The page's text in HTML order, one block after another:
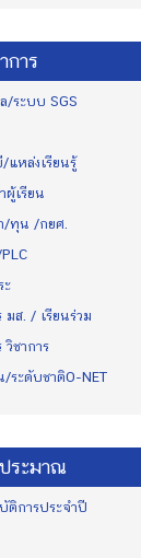
การ
/ระบบ SGS
แหล่งเรียนรู้
ผู้เรียน
/ทุน /กยศ.
ะ
มส. / เรียนร่วม
วิชาการ
/ระดับชาติO-NET
ระมาณ
การประจำปี